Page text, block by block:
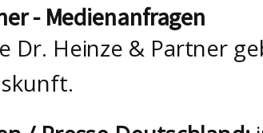
- Medienanfragen
Dr. Heinze & Partner